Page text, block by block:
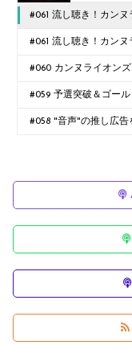
#061 流し聴き！カン
Silver
#061 流し聴き！カン
Grand Prix〜Gold
#060 カンヌライオン
の企画事例クイズ
#059 予選突破＆ゴー
ング・クリエイティブ
#058 "音声"の推し広